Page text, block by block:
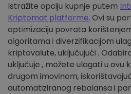
Istražite opciju kupnje putem
Kriptomat platforme. Ovi su
optimizaciju povrata
algoritama i diverzifikacijom
kriptovalute, uključujući .
uključuje , možete ulagati u ovu
drugom imovinom,
automatiziranog rebalansa i